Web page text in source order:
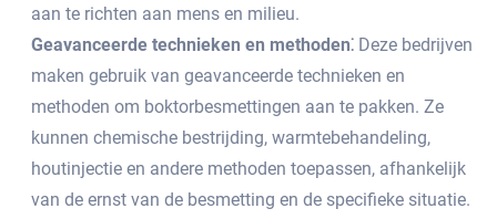
aan te richten aan mens en milieu.​
Geavanceerde technieken en methoden⁚ Deze bedrijven
maken gebruik van geavanceerde technieken en
methoden om boktorbesmettingen aan te pakken.​ Ze
kunnen chemische bestrijding, warmtebehandeling,
houtinjectie en andere methoden toepassen, afhankelijk
van de ernst van de besmetting en de specifieke situatie.​